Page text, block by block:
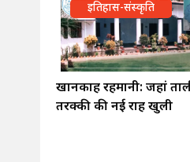
इतिहास-संस्कृति
खानकाह रहमानी: जहां
तरक्की की नई राह खुली